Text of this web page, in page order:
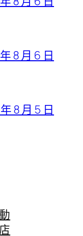
8 月 6 日
8 月 5 日